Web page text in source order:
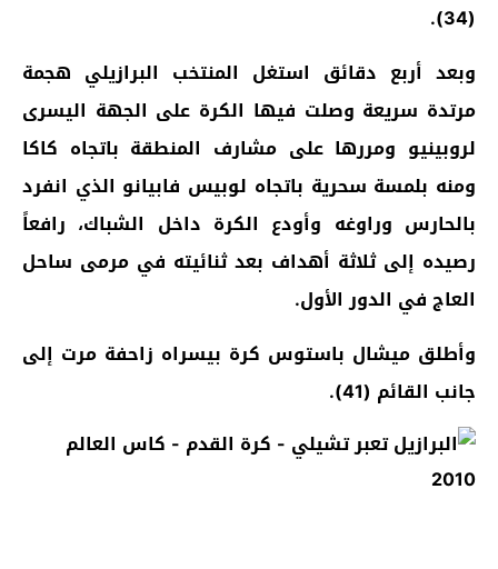
(34).
وبعد أربع دقائق استغل المنتخب البرازيلي هجمة
مرتدة سريعة وصلت فيها الكرة على الجهة اليسرى
لروبينيو ومررها على مشارف المنطقة باتجاه كاكا
ومنه بلمسة سحرية باتجاه لوبيس فابيانو الذي انفرد
بالحارس وراوغه وأودع الكرة داخل الشباك، رافعاً
رصيده إلى ثلاثة أهداف بعد ثنائيته في مرمى ساحل
العاج في الدور الأول.
وأطلق ميشال باستوس كرة بيسراه زاحفة مرت إلى
جانب القائم (41).